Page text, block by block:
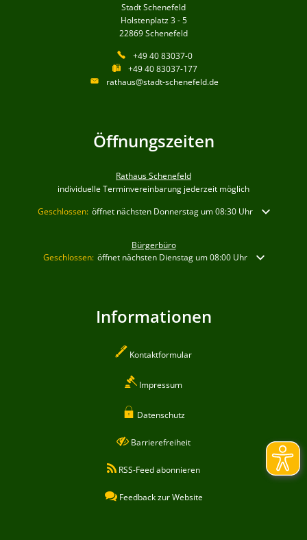
Stadt Schenefeld
Holstenplatz 3 - 5
22869Schenefeld
+49 40 83037-0
+49 40 83037-177
rathaus@stadt-schenefeld.de
Öffnungszeiten
Rathaus Schenefeld
individuelle Terminvereinbarung jederzeit möglich
Klicken, um weitere Öffnungs- oder Schließzeiten auszublenden
Geschlossen: öffnet nächsten Donnerstag um 08:30 Uhr
Bürgerbüro
Klicken, um weitere Öffnungs- oder Schließzeiten auszublenden
Geschlossen: öffnet nächsten Dienstag um 08:00 Uhr
Informationen
Kontaktformular
Impressum
Datenschutz
Barrierefreiheit
RSS-Feed abonnieren
Feedback zur Website